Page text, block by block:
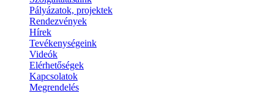
Pályázatok, projektek
Rendezvények
Hírek
Tevékenységeink
Videók
Elérhetőségek
Kapcsolatok
Megrendelés